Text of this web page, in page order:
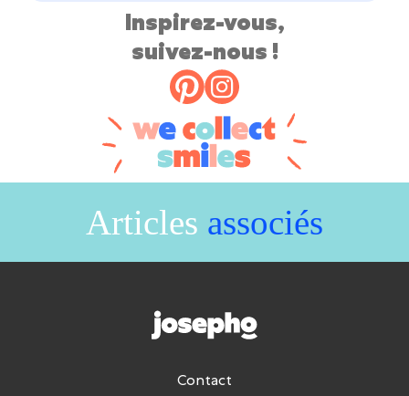
Inspirez-vous,
suivez-nous !
Articles associés
Contact